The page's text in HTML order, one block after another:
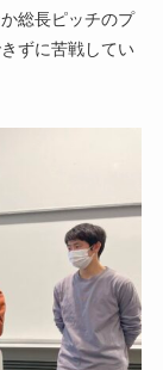
総長ピッチのプ
ずに苦戦してい